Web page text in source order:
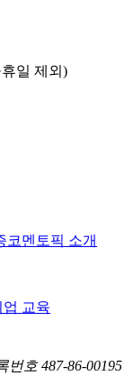
일 제외)
코멘토픽 소개
업 교육
호 487-86-00195